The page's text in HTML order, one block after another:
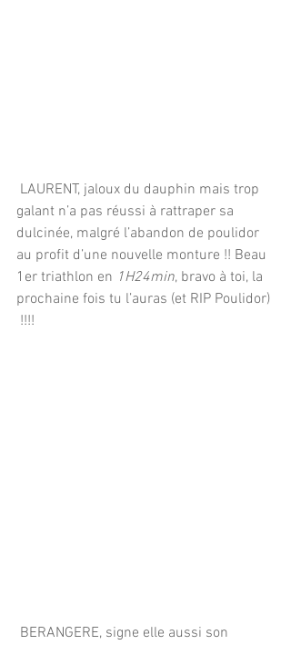
galant n’a pas réussi à rattraper sa
dulcinée, malgré l’abandon de poulidor
au profit d’une nouvelle monture !! Beau
1er triathlon en 1H24min, bravo à toi, la
prochaine fois tu l’auras (et RIP Poulidor)
!!!!